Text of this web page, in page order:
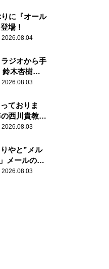
に『オール
場！
2026.08.04
ジオから手
木杏樹の
2026.08.03
ておりま
西川貴教が
ン』に登
2026.08.03
やと”メル
メールのや
2026.08.03